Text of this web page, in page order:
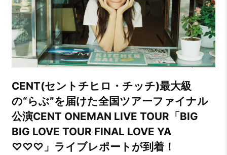
CENT(セントチヒロ・チッチ)最大級
の“らぶ”を届けた全国ツアーファイナル
公演CENT ONEMAN LIVE TOUR「BIG
BIG LOVE TOUR FINAL LOVE YA
♡♡♡」ライブレポートが到着！